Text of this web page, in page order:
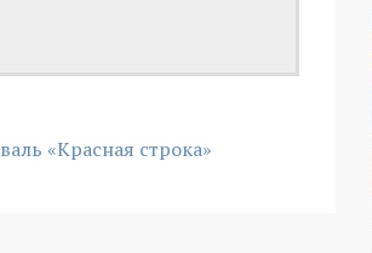
«Красная строка»